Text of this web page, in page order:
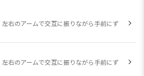
右のアームで交互に振りながら手前にず
右のアームで交互に振りながら手前にず